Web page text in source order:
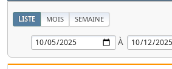
LISTE MOIS SEMAINE
À